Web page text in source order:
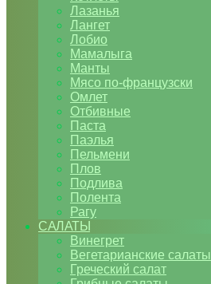
Лазанья
Лангет
Лобио
Мамалыга
Манты
Мясо по-французски
Омлет
Отбивные
Паста
Паэлья
Пельмени
Плов
Подлива
Полента
Рагу
САЛАТЫ
Винегрет
Вегетарианские салаты
Греческий салат